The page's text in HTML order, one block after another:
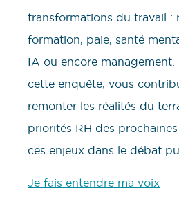
transformations du travail :
formation, paie, santé
IA ou encore
cette enquête, vous
remonter les réalités du
priorités RH des
ces enjeux dans le débat
Je fais entendre ma voix